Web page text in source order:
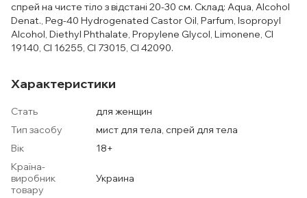
спрей на чисте тіло з відстані 20-30 см. Склад: Aqua, Alcohol
Denat., Peg-40 Hydrogenated Castor Oil, Parfum, Isopropyl
Alcohol, Diethyl Phthalate, Propylene Glycol, Limonene, CI
19140, CI 16255, CI 73015, CI 42090.
Характеристики
Стать
для женщин
Тип засобу
мист для тела, спрей для тела
Вік
18+
Країна-
виробник
товару
Украина